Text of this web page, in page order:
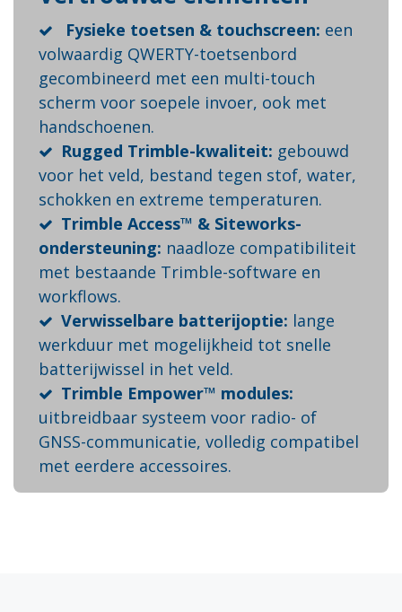
Fysieke toetsen & touchscreen: een
volwaardig QWERTY-toetsenbord
gecombineerd met een multi-touch
scherm voor soepele invoer, ook met
handschoenen.
Rugged Trimble-kwaliteit: gebouwd
voor het veld, bestand tegen stof, water,
schokken en extreme temperaturen.
Trimble Access™ & Siteworks-
ondersteuning: naadloze compatibiliteit
met bestaande Trimble-software en
workflows.
Verwisselbare batterijoptie: lange
werkduur met mogelijkheid tot snelle
batterijwissel in het veld.
Trimble Empower™ modules:
uitbreidbaar systeem voor radio- of
GNSS-communicatie, volledig compatibel
met eerdere accessoires.